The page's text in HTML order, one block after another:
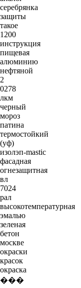
серебрянка
защиты
такое
1200
инструкция
пищевая
алюминию
нефтяной
2
0278
лкм
черный
мороз
патина
термостойкий
(уф)
изолэп-mastic
фасадная
огнезащитная
вл
7024
рал
высокотемпературная
эмалью
зеленая
бетон
москве
окраски
красок
окраска
���